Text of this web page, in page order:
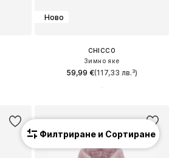
Ново
CHICCO
Зимно яке
59,99 €(117,33 лв.³)
Филтриране и Сортиране